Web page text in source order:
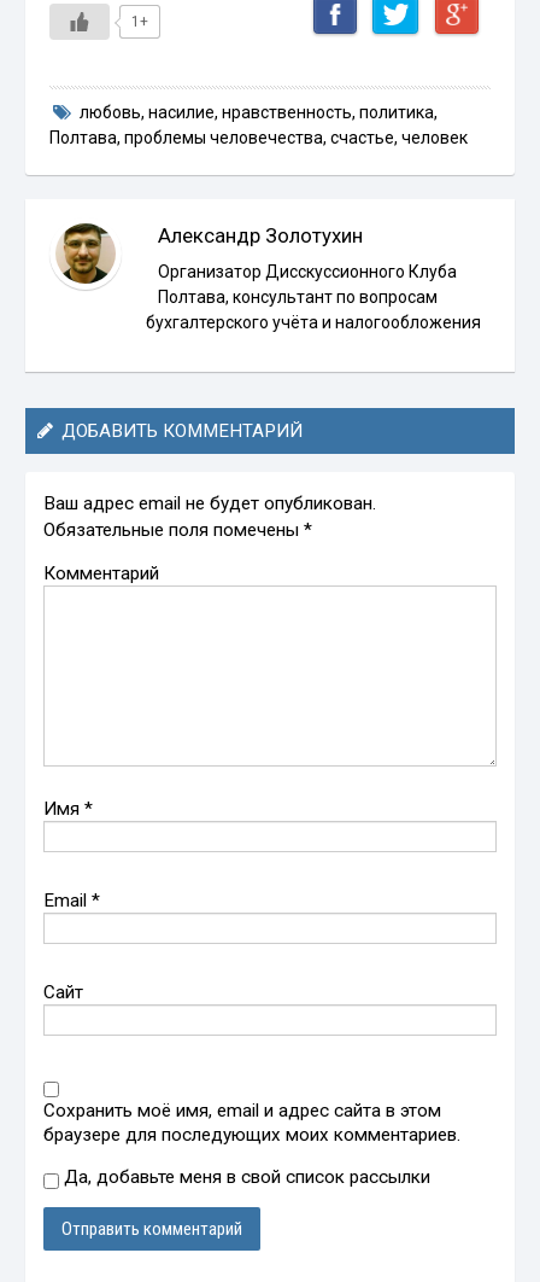
1+
любовь, насилие, нравственность, политика,
Полтава,проблемы человечества,счастье,человек
Александр Золотухин
Организатор Дисскуссионного Клуба
Полтава, консультант по вопросам
бухгалтерского учёта и налогообложения
ДОБАВИТЬ КОММЕНТАРИЙ
Ваш адрес email не будет опубликован.
Обязательные поля помечены*
Комментарий
Имя*
Email*
Сайт
Сохранить моё имя, email и адрес сайта в этом
браузере для последующих моих комментариев.
Да, добавьте меня в свой список рассылки